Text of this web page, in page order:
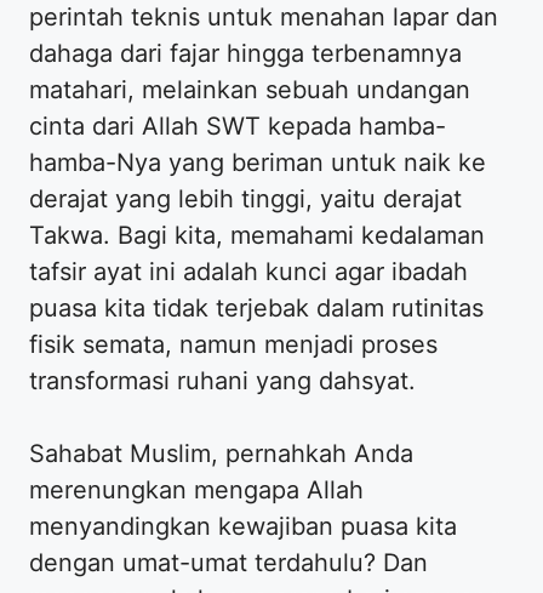
perintah teknis untuk menahan lapar dan
dahaga dari fajar hingga terbenamnya
matahari, melainkan sebuah undangan
cinta dari Allah SWT kepada hamba-
hamba-Nya yang beriman untuk naik ke
derajat yang lebih tinggi, yaitu derajat
Takwa. Bagi kita, memahami kedalaman
tafsir ayat ini adalah kunci agar ibadah
puasa kita tidak terjebak dalam rutinitas
fisik semata, namun menjadi proses
transformasi ruhani yang dahsyat.
Sahabat Muslim, pernahkah Anda
merenungkan mengapa Allah
menyandingkan kewajiban puasa kita
dengan umat-umat terdahulu? Dan